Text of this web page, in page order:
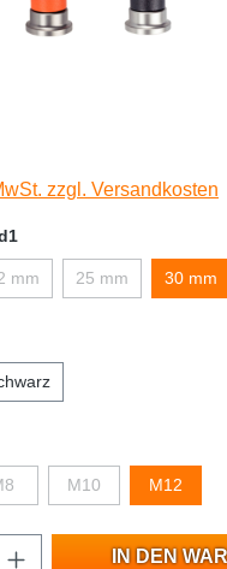
zzgl. Versandkosten
mm 25 mm 30 mm
M10 M12
IN DEN